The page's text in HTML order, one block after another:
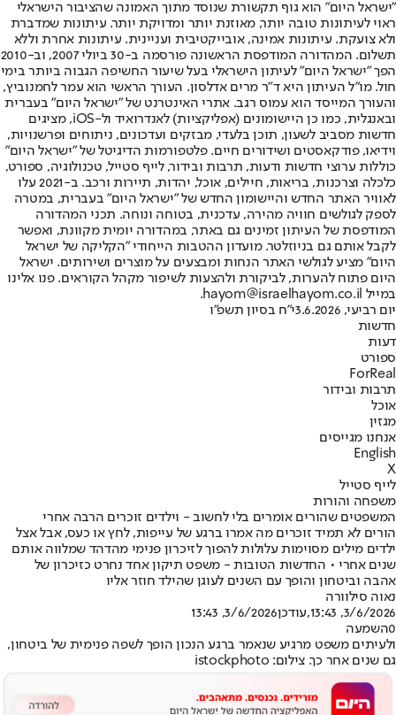
"ישראל היום" הוא גוף תקשורת שנוסד מתוך האמונה שהציבור הישראלי
ראוי לעיתונות טובה יותר, מאוזנת יותר ומדויקת יותר. עיתונות שמדברת
ולא צועקת. עיתונות אמינה, אובייקטיבית ועניינית. עיתונות אחרת וללא
תשלום. המהדורה המודפסת הראשונה פורסמה ב-30 ביולי 2007, וב-2010
הפך "ישראל היום" לעיתון הישראלי בעל שיעור החשיפה הגבוה ביותר בימי
חול. מו"ל העיתון היא ד"ר מרים אדלסון. העורך הראשי הוא עמר לחמנוביץ,
והעורך המייסד הוא עמוס רגב. אתרי האינטרנט של "ישראל היום" בעברית
ובאנגלית, כמו כן היישומונים (אפליקציות) לאנדרואיד ול-iOS, מציגים
חדשות מסביב לשעון, תוכן בלעדי, מבזקים ועדכונים, ניתוחים ופרשנויות,
וידיאו, פודקאסטים ושידורים חיים. פלטפורמות הדיגיטל של "ישראל היום"
כוללות ערוצי חדשות ודעות, תרבות ובידור, לייף סטייל, טכנולוגיה, ספורט,
כלכלה וצרכנות, בריאות, חיילים, אוכל, יהדות, תיירות ורכב. ב-2021 עלו
לאוויר האתר החדש והיישומון החדש של "ישראל היום" בעברית, במטרה
לספק לגולשים חוויה מהירה, עדכנית, בטוחה ונוחה. תכני המהדורה
המודפסת של העיתון זמינים גם באתר, במהדורה יומית מקוונת, ואפשר
לקבל אותם גם בניוזלטר. מועדון ההטבות הייחודי "הקליקה של ישראל
היום" מציע לגולשי האתר הנחות ומבצעים על מוצרים ושירותים. ישראל
היום פתוח להערות, לביקורת ולהצעות לשיפור מקהל הקוראים. פנו אלינו
במייל hayom@israelhayom.co.il.
יום רביעי, 3.6.2026
י"ח בסיון תשפ"ו
חדשות
דעות
ספורט
ForReal
תרבות ובידור
אוכל
מגזין
אנחנו מגייסים
English
X
לייף סטייל
משפחה והורות
המשפטים שהורים אומרים בלי לחשוב - וילדים זוכרים הרבה אחרי
הורים לא תמיד זוכרים מה אמרו ברגע של עייפות, לחץ או כעס, אבל אצל
ילדים מילים מסוימות עלולות להפוך לזיכרון פנימי מהדהד שמלווה אותם
שנים אחרי • החדשות הטובות - משפט תיקון אחד נחרט כזיכרון של
אהבה וביטחון והופך עם השנים לעוגן שהילד חוזר אליו
נאוה סילוורה
3/6/2026, 13:43
,עודכן3/6/2026, 13:43
0השמעה
ולעיתים משפט מרגיע שנאמר ברגע הנכון הופך לשפה פנימית של ביטחון,
גם שנים אחר כך. צילום: istockphoto